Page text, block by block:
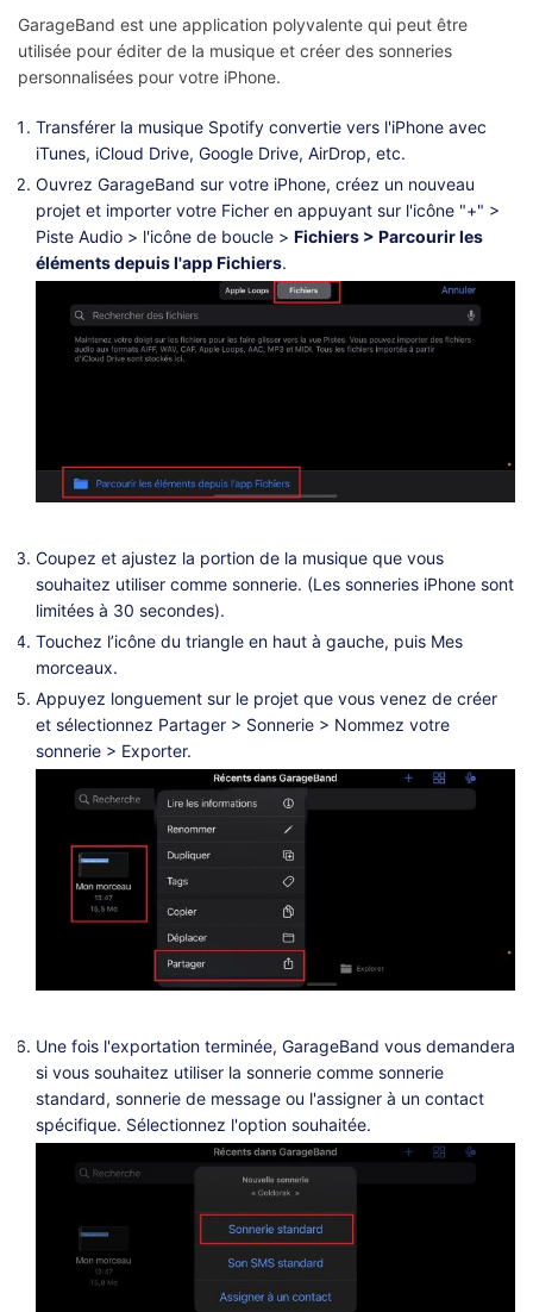
GarageBand est une application polyvalente qui peut être
utilisée pour éditer de la musique et créer des sonneries
personnalisées pour votre iPhone.
Transférer la musique Spotify convertie vers l'iPhone avec
iTunes, iCloud Drive, Google Drive, AirDrop, etc.
Ouvrez GarageBand sur votre iPhone, créez un nouveau
projet et importer votre Ficher en appuyant sur l'icône "+" >
Piste Audio > l'icône de boucle > Fichiers > Parcourir les
éléments depuis l'app Fichiers.
Coupez et ajustez la portion de la musique que vous
souhaitez utiliser comme sonnerie. (Les sonneries iPhone sont
limitées à 30 secondes).
Touchez l’icône du triangle en haut à gauche, puis Mes
morceaux.
Appuyez longuement sur le projet que vous venez de créer
et sélectionnez Partager > Sonnerie > Nommez votre
sonnerie > Exporter.
Une fois l'exportation terminée, GarageBand vous demandera
si vous souhaitez utiliser la sonnerie comme sonnerie
standard, sonnerie de message ou l'assigner à un contact
spécifique. Sélectionnez l'option souhaitée.